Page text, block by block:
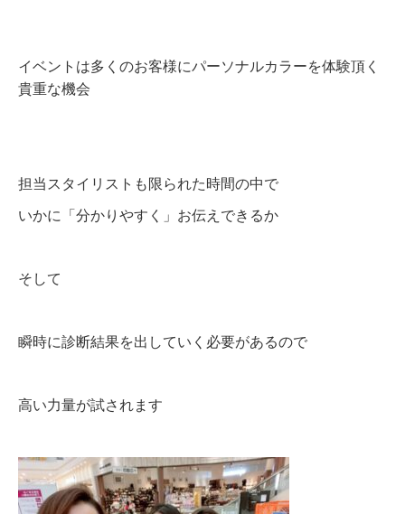
イベントは多くのお客様にパーソナルカラーを体験頂く
貴重な機会
担当スタイリストも限られた時間の中で
いかに「分かりやすく」お伝えできるか
そして
瞬時に診断結果を出していく必要があるので
高い力量が試されます